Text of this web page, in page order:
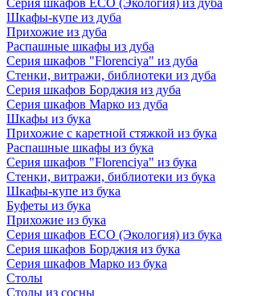
Серия шкафов ECO (Экология) из дуба
Шкафы-купе из дуба
Прихожие из дуба
Распашные шкафы из дуба
Серия шкафов "Florenciya" из дуба
Стенки, витражи, библиотеки из дуба
Серия шкафов Борджия из дуба
Серия шкафов Марко из дуба
Шкафы из бука
Прихожие с каретной стяжкой из бука
Распашные шкафы из бука
Серия шкафов "Florenciya" из бука
Стенки, витражи, библиотеки из бука
Шкафы-купе из бука
Буфеты из бука
Прихожие из бука
Серия шкафов ECO (Экология) из бука
Серия шкафов Борджия из бука
Серия шкафов Марко из бука
Столы
Столы из сосны